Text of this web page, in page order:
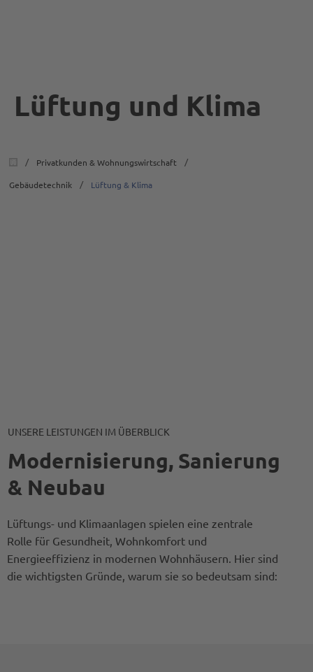
/ Privatkunden & Wohnungswirtschaft /
Gebäudetechnik / Lüftung & Klima
UNSERE LEISTUNGEN IM ÜBERBLICK
Modernisierung, Sanierung
& Neubau
Lüftungs- und Klimaanlagen spielen eine zentrale
Rolle für Gesundheit, Wohnkomfort und
Energieeffizienz in modernen Wohnhäusern. Hier sind
die wichtigsten Gründe, warum sie so bedeutsam sind:
Lüftung und Klima